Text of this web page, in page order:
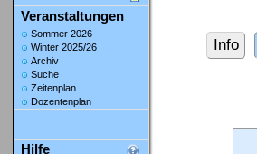
Veranstaltungen
Sommer 2026
Winter 2025/26
Archiv
Suche
Zeitenplan
Dozentenplan
Hilfe
Info